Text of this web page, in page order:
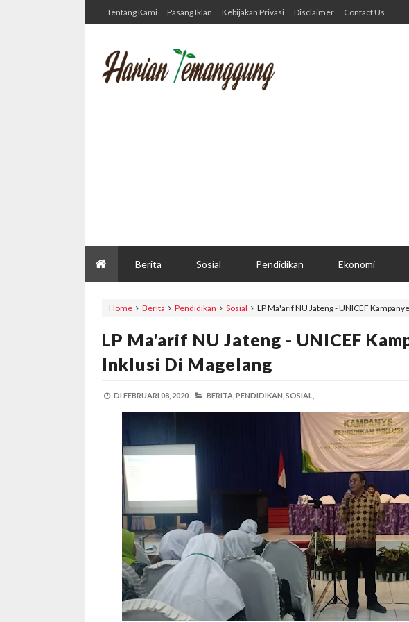
Tentang Kami Pasang Iklan Kebijakan Privasi Disclaimer Contact Us
Berita Sosial Pendidikan Ekonomi
Home Berita Pendidikan Sosial LP Ma'arif NU Jateng - UNICEF
LP Ma'arif NU Jateng - UNICEF
Inklusi Di Magelang
DI FEBRUARI 08, 2020 BERITA, PENDIDIKAN, SOSIAL,